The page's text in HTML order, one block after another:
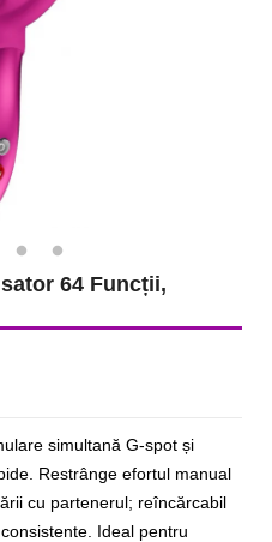
64 Funcții,
simultană G‑spot și
Restrânge efortul manual
cu partenerul; reîncărcabil
Ideal pentru